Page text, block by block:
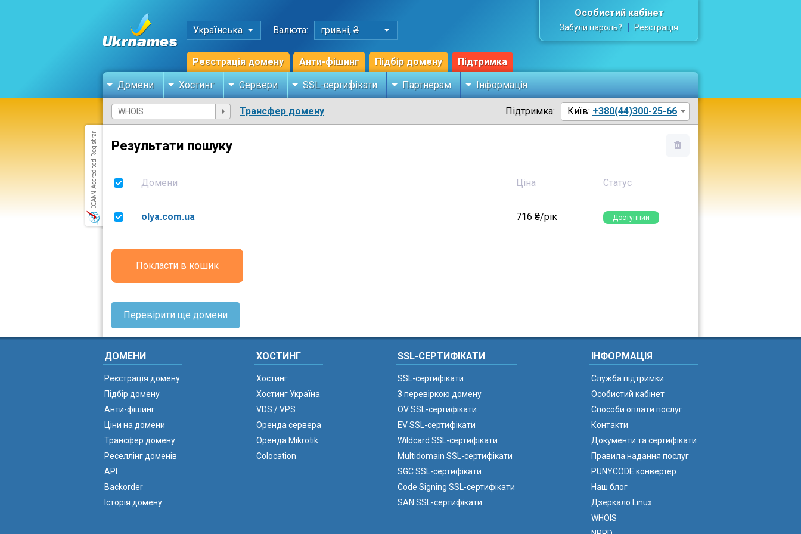
Українська Валюта: гривні, ₴
Реєстрація домену Анти-фішинг Підбір домену Підтримка
Особистий кабінет
Забули пароль? Реєстрація
Домени Хостинг Сервери SSL-сертифікати Партнерам Інформація
Трансфер домену Підтримка: Київ: +380(44)300-25-66
Результати пошуку
Домени Ціна Статус
olya.com.ua 716 ₴/рік Доступний
Покласти в кошик
Перевірити ще домени
ДОМЕНИ
Реєстрація домену
Підбір домену
Анти-фішинг
Ціни на домени
Трансфер домену
Реселлінг доменів
API
Backorder
Історія домену
ХОСТИНГ
Хостинг
Хостинг Україна
VDS / VPS
Оренда сервера
Оренда Mikrotik
Colocation
SSL-СЕРТИФІКАТИ
SSL-сертифікати
З перевіркою домену
OV SSL-сертифікати
EV SSL-сертифікати
Wildcard SSL-сертифікати
Multidomain SSL-сертифікати
SGC SSL-сертифікати
Code Signing SSL-сертифікати
SAN SSL-сертифікати
ІНФОРМАЦІЯ
Служба підтримки
Особистий кабінет
Способи оплати послуг
Контакти
Документи та сертифікати
Правила надання послуг
PUNYCODE конвертер
Наш блог
Дзеркало Linux
WHOIS